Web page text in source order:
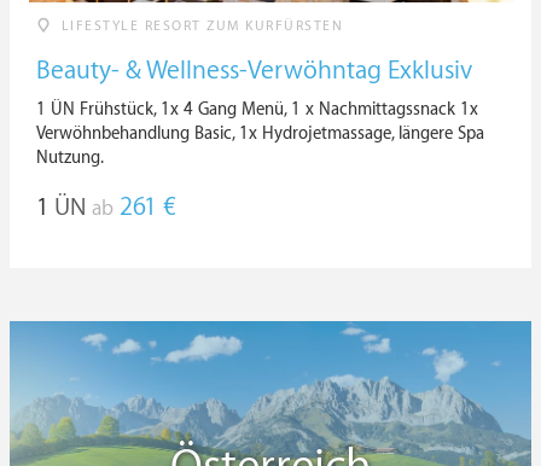
LIFESTYLE RESORT ZUM KURFÜRSTEN
Beauty- & Wellness-Verwöhntag Exklusiv
1 ÜN Frühstück, 1x 4 Gang Menü, 1 x Nachmittagssnack 1x
Verwöhnbehandlung Basic, 1x Hydrojetmassage, längere Spa
Nutzung.
1 ÜN ab 261 €